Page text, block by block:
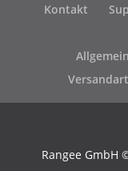
Kontakt
Rangee GmbH